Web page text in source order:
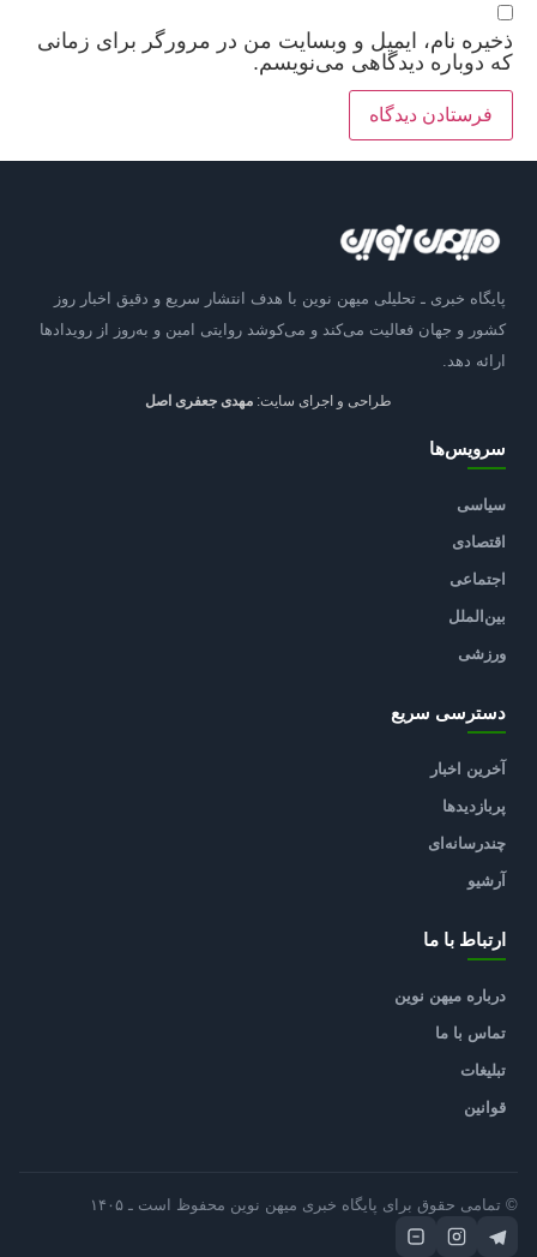
ذخیره نام، ایمیل و وبسایت من در مرورگر برای زمانی
که دوباره دیدگاهی می‌نویسم.
پایگاه خبری ـ تحلیلی میهن نوین با هدف انتشار سریع و دقیق اخبار روز
کشور و جهان فعالیت می‌کند و می‌کوشد روایتی امین و به‌روز از رویدادها
ارائه دهد.
طراحی و اجرای سایت: مهدی جعفری اصل
سرویس‌ها
سیاسی
اقتصادی
اجتماعی
بین‌الملل
ورزشی
دسترسی سریع
آخرین اخبار
پربازدیدها
چندرسانه‌ای
آرشیو
ارتباط با ما
درباره میهن نوین
تماس با ما
تبلیغات
قوانین
© تمامی حقوق برای پایگاه خبری میهن نوین محفوظ است ـ ۱۴۰۵